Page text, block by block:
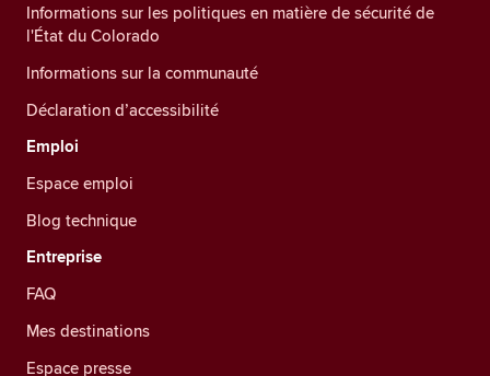
Informations sur les politiques en matière de sécurité de
l'État du Colorado
Informations sur la communauté
Déclaration d’accessibilité
Emploi
Espace emploi
Blog technique
Entreprise
FAQ
Mes destinations
Espace presse